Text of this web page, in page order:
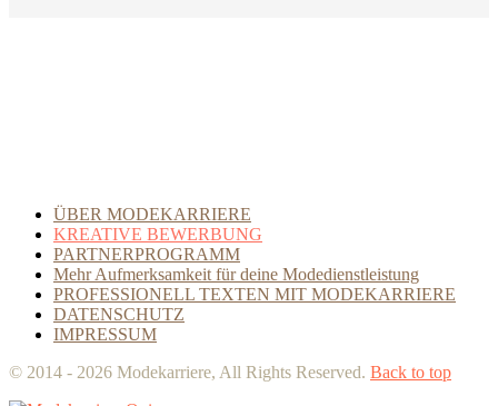
ÜBER MODEKARRIERE
KREATIVE BEWERBUNG
PARTNERPROGRAMM
Mehr Aufmerksamkeit für deine Modedienstleistung
PROFESSIONELL TEXTEN MIT MODEKARRIERE
DATENSCHUTZ
IMPRESSUM
© 2014 - 2026 Modekarriere, All Rights Reserved. Back to top